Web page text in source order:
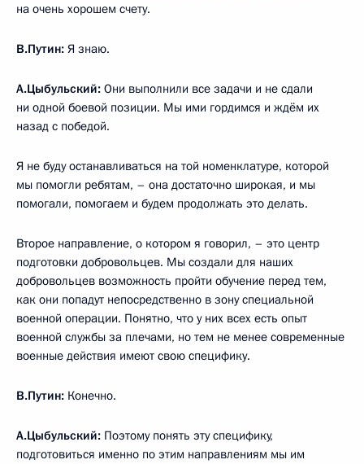
на очень хорошем счету.
В.Путин: Я знаю.
А.Цыбульский: Они выполнили все задачи и не сдали
ни одной боевой позиции. Мы ими гордимся и ждём их
назад с победой.
Я не буду останавливаться на той номенклатуре, которой
мы помогли ребятам, – она достаточно широкая, и мы
помогали, помогаем и будем продолжать это делать.
Второе направление, о котором я говорил, – это центр
подготовки добровольцев. Мы создали для наших
добровольцев возможность пройти обучение перед тем,
как они попадут непосредственно в зону специальной
военной операции. Понятно, что у них всех есть опыт
военной службы за плечами, но тем не менее современные
военные действия имеют свою специфику.
В.Путин: Конечно.
А.Цыбульский: Поэтому понять эту специфику,
подготовиться именно по этим направлениям мы им